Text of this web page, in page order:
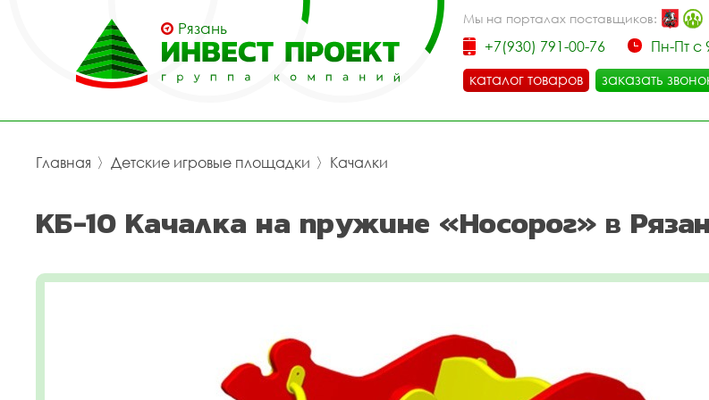
Рязань
Мы на порталах поставщиков:
+7(930) 791-00-76
Пн-Пт с
каталог товаров
заказать
Главная 〉 Детские игровые площадки 〉 Качалки
КБ-10 Качалка на пружине «Носорог» в